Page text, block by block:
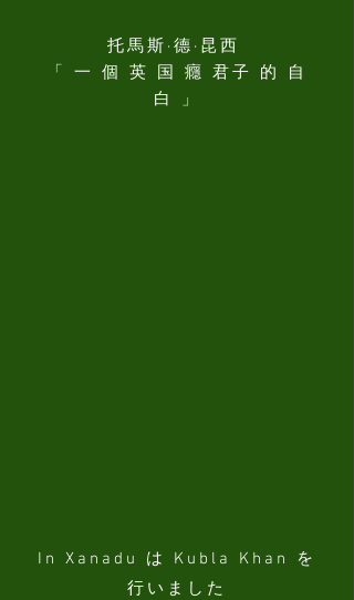
托馬斯·德·昆西
「 一 個 英 国 癮 君子 的 自
白 」
In Xanadu は Kubla Khan を
行いました